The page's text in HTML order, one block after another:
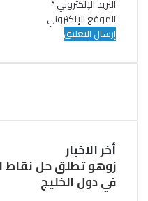
البريد الإلكتروني*
الموقع الإلكتروني
أخر الاخبار
في دول الخليج